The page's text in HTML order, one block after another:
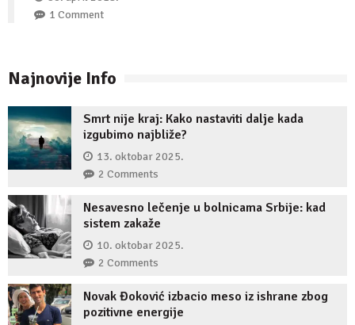
1 Comment
Najnovije Info
Smrt nije kraj: Kako nastaviti dalje kada
izgubimo najbliže?
13. oktobar 2025.
2 Comments
Nesavesno lečenje u bolnicama Srbije: kad
sistem zakaže
10. oktobar 2025.
2 Comments
Novak Đoković izbacio meso iz ishrane zbog
pozitivne energije